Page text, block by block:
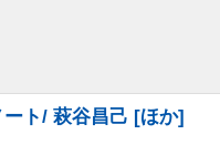
ト/ 萩谷昌己 [ほか]